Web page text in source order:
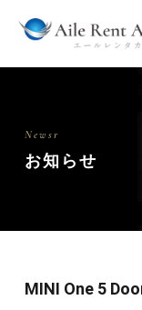
Newsr
お知らせ
MINI One 5